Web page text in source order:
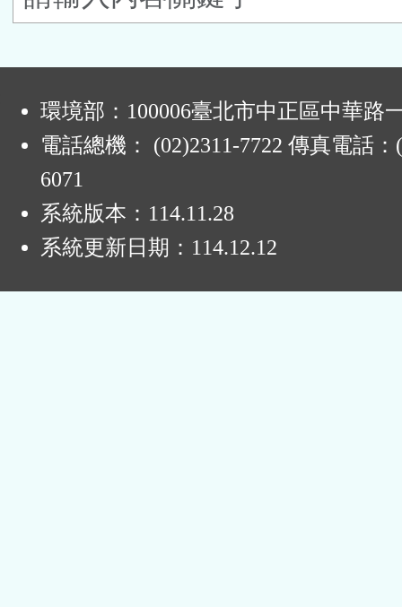
環境部：100006臺北市中正區中華路
電話總機： (02)2311-7722 傳真電話：
6071
系統版本： 114.11.28
系統更新日期： 114.12.12